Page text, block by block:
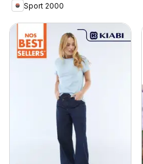
Sport 2000